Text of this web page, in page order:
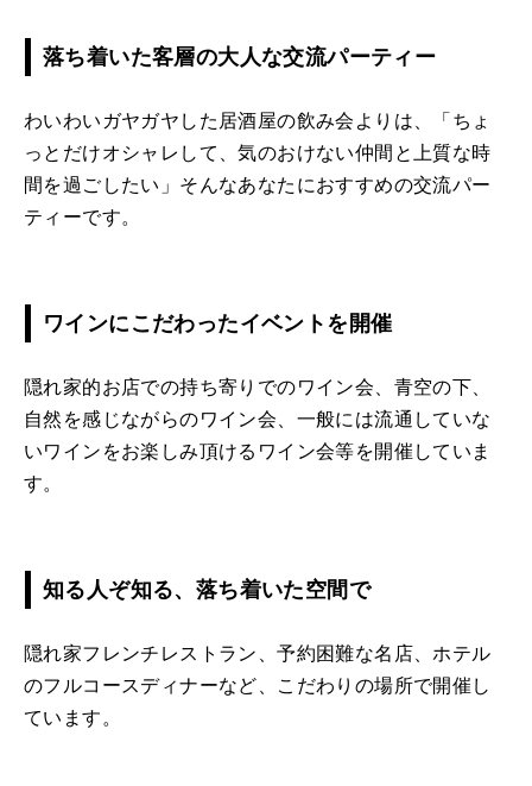
落ち着いた客層の大人な交流パーティー
わいわいガヤガヤした居酒屋の飲み会よりは、「ちょ
っとだけオシャレして、気のおけない仲間と上質な時
間を過ごしたい」そんなあなたにおすすめの交流パー
ティーです。
ワインにこだわったイベントを開催
隠れ家的お店での持ち寄りでのワイン会、青空の下、
自然を感じながらのワイン会、一般には流通していな
いワインをお楽しみ頂けるワイン会等を開催していま
す。
知る人ぞ知る、落ち着いた空間で
隠れ家フレンチレストラン、予約困難な名店、ホテル
のフルコースディナーなど、こだわりの場所で開催し
ています。